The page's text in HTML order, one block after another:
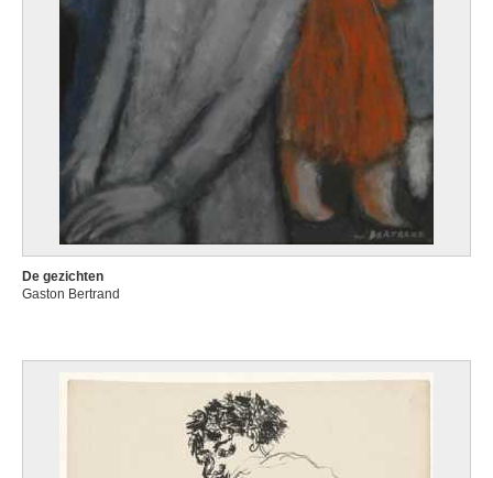
De gezichten
Gaston Bertrand